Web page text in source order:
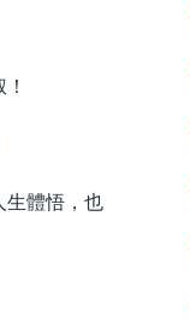
生體悟，也